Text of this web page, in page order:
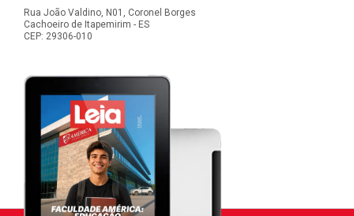
Rua João Valdino, N01, Coronel Borges
Cachoeiro de Itapemirim - ES
CEP: 29306-010